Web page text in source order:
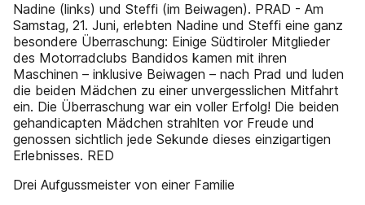
Nadine (links) und Steffi (im Beiwagen). PRAD - Am
Samstag, 21. Juni, erlebten Nadine und Steffi eine ganz
besondere Überraschung: Einige Südtiroler Mitglieder
des Motorradclubs Bandidos kamen mit ihren
Maschinen – inklusive Beiwagen – nach Prad und luden
die beiden Mädchen zu einer unvergesslichen Mitfahrt
ein. Die Überraschung war ein voller Erfolg! Die beiden
gehandicapten Mädchen strahlten vor Freude und
genossen sichtlich jede Sekunde dieses einzigartigen
Erlebnisses. RED
Drei Aufgussmeister von einer Familie